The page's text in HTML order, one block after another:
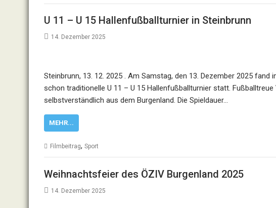
U 11 – U 15 Hallenfußballturnier in Steinbrunn
14. Dezember 2025
Steinbrunn, 13. 12. 2025 . Am Samstag, den 13. Dezember 2025
schon traditionelle U 11 – U 15 Hallenfußballturnier statt.
selbstverständlich aus dem Burgenland. Die Spieldauer…
MEHR...
Filmbeitrag, Sport
Weihnachtsfeier des ÖZIV Burgenland 2025
14. Dezember 2025